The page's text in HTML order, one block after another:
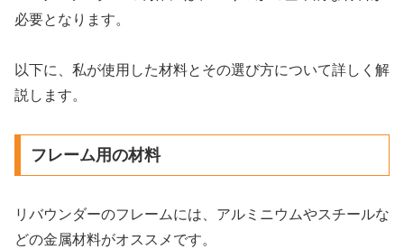
必要となります。
以下に、私が使用した材料とその選び方について詳しく解
説します。
フレーム用の材料
リバウンダーのフレームには、アルミニウムやスチールな
どの金属材料がオススメです。